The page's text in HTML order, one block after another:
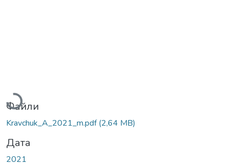
Вантажиться...
Файли
Kravchuk_A_2021_m.pdf(2,64 MB)
Дата
2021